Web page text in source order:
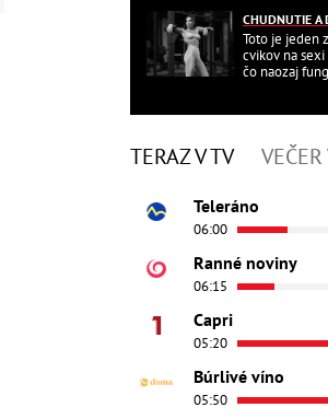
CHUDNUTIE A
Toto je jeden
cvikov na sexi
čo naozaj
TERAZ V TV VEČER
Teleráno
06:00
Ranné noviny
06:15
Capri
05:20
Búrlivé víno
05:50